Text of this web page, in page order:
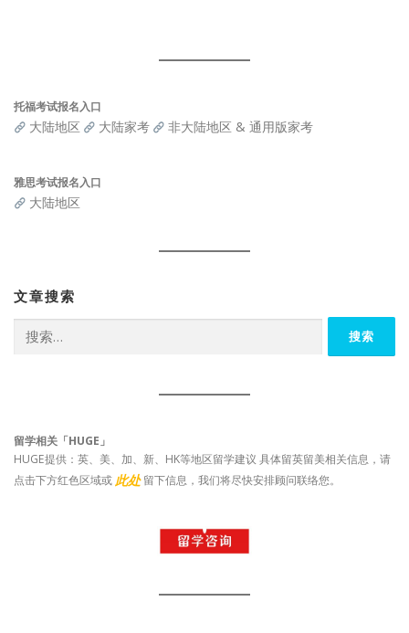
托福考试报名入口
大陆地区 大陆家考 非大陆地区 & 通用版家考
雅思考试报名入口
大陆地区
文章搜索
索：
留学相关「HUGE」
HUGE提供：英、美、加、新、HK等地区留学建议 具体留英留美相关信息，请
点击下方红色区域或 此处 留下信息，我们将尽快安排顾问联络您。